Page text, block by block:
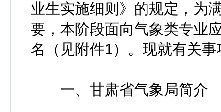
业生实施细则》的规定，为
要，本阶段面向气象类专业
名（见附件1）。现就有关
一、甘肃省气象局简介